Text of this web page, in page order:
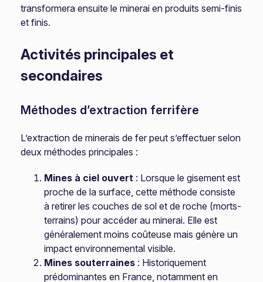
transformera ensuite le minerai en produits semi-finis
et finis.
Activités principales et
secondaires
Méthodes d’extraction ferrifère
L’extraction de minerais de fer peut s’effectuer selon
deux méthodes principales :
Mines à ciel ouvert : Lorsque le gisement est
proche de la surface, cette méthode consiste
à retirer les couches de sol et de roche (morts-
terrains) pour accéder au minerai. Elle est
généralement moins coûteuse mais génère un
impact environnemental visible.
Mines souterraines : Historiquement
prédominantes en France, notamment en